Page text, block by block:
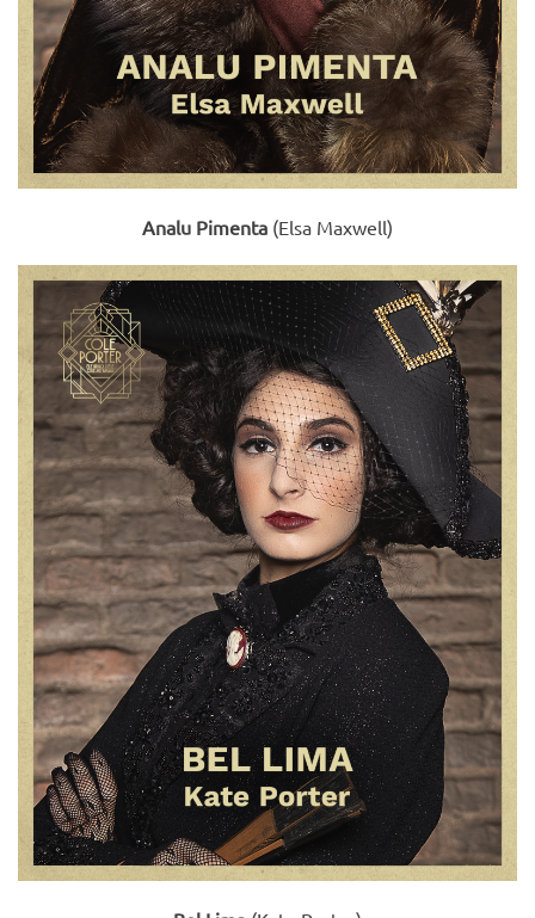
Analu Pimenta (Elsa Maxwell)